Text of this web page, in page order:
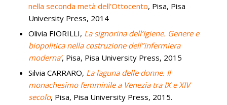
nella seconda metà dell’Ottocento, Pisa, Pisa
University Press, 2014
Olivia FIORILLI, La signorina dell’Igiene. Genere e
biopolitica nella costruzione dell’’infermiera
moderna’, Pisa, Pisa University Press, 2015
Silvia CARRARO, La laguna delle donne. Il
monachesimo femminile a Venezia tra IX e XIV
secolo, Pisa, Pisa University Press, 2015.